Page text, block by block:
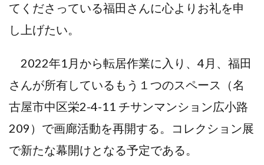
てくださっている福田さんに心よりお礼を申
し上げたい。
2022年1月から転居作業に入り、4月、福田
さんが所有しているもう１つのスペース（名
古屋市中区栄2-4-11 チサンマンション広小路
209）で画廊活動を再開する。コレクション展
で新たな幕開けとなる予定である。